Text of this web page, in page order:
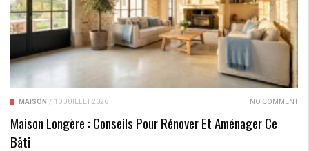
MAISON / 10 JUILLET 2026 NO COMMENT
Maison Longère : Conseils Pour Rénover Et Aménager Ce
Bâti